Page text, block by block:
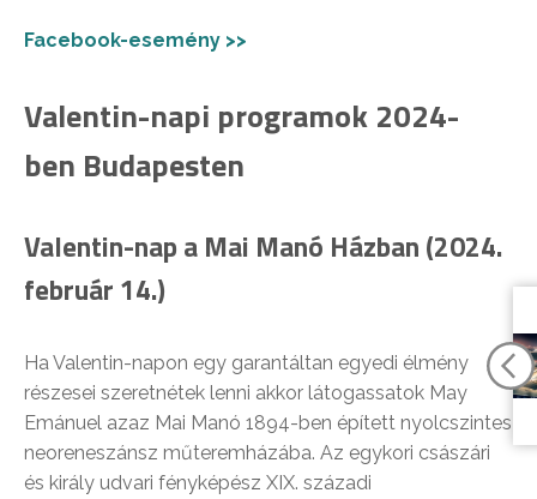
Facebook-esemény >>
Valentin-napi programok 2024-
ben Budapesten
Valentin-nap a Mai Manó Házban (2024.
február 14.)
Ha Valentin-napon egy garantáltan egyedi élmény
részesei szeretnétek lenni akkor látogassatok May
Emánuel azaz Mai Manó 1894-ben épített nyolcszintes
neoreneszánsz műteremházába. Az egykori császári
és király udvari fényképész XIX. századi